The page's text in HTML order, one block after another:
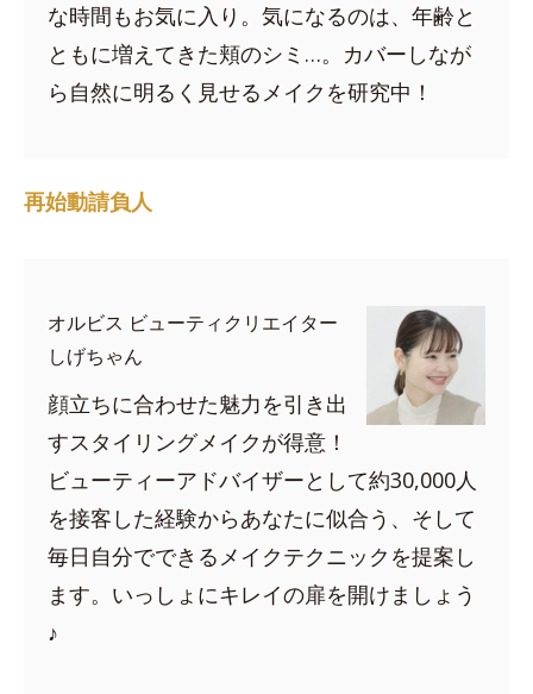
な時間もお気に入り。気になるのは、年齢と
ともに増えてきた頬のシミ…。カバーしなが
ら自然に明るく見せるメイクを研究中！
再始動請負人
オルビス ビューティクリエイター
しげちゃん
顔立ちに合わせた魅力を引き出
すスタイリングメイクが得意！
ビューティーアドバイザーとして約30,000人
を接客した経験からあなたに似合う、そして
毎日自分でできるメイクテクニックを提案し
ます。いっしょにキレイの扉を開けましょう
♪